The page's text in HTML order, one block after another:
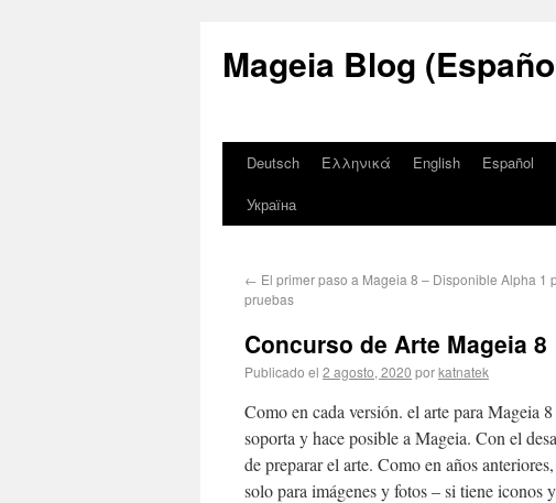
Mageia Blog
Deutsch Ελληνικά English Español
Україна
← El primer paso a Mageia 8 – Disponible Alpha 1
pruebas
Concurso de Arte Mageia 8
Publicado el 2 agosto, 2020 porkatnatek
Como en cada versión. el arte para Mageia
soporta y hace posible a Mageia. Con el
de preparar el arte. Como en años
solo para imágenes y fotos – si tiene iconos